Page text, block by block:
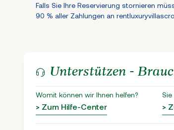
Falls Sie Ihre Reservierung stornieren
90 % aller Zahlungen an
Unterstützen -
Womit können wir Ihnen helfen?
> Zum Hilfe-Center
Sie
>